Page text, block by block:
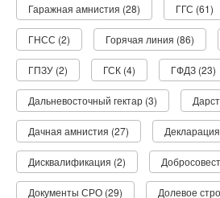
Гаражная амнистия (28) ГГС (61)
ГНСС (2) Горячая линия (86)
ГПЗУ (2) ГСК (4) ГФДЗ (23)
Дальневосточный гектар (3)
Дачная амнистия (27)
Дисквалификация (2)
Документы СРО (29) Долевое